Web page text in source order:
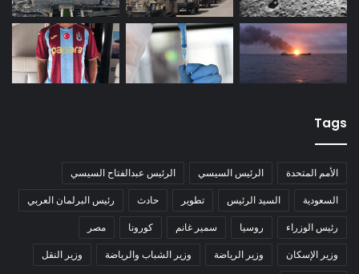
Tags
الأمم المتحدة الرئيس السيسي الرئيس عبدالفتاح السيسي
السعودية السيد الرئيس تطوير حادث رئيس البرلمان العربي
رئيس الوزراء روسيا سمير غانم كورونا مصر
وزير الإسكان وزير الرياضة وزير الشباب والرياضة وزير النقل